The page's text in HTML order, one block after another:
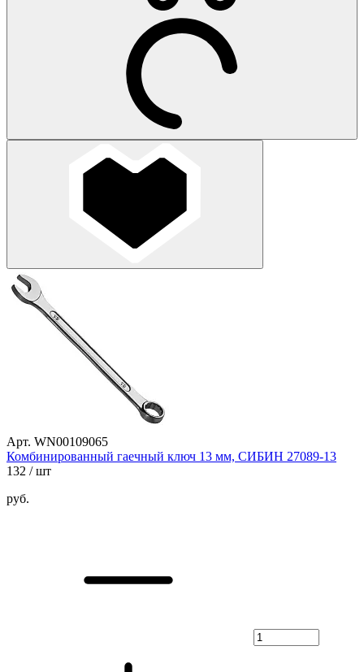
Арт. WN00109065
Комбинированный гаечный ключ 13 мм, СИБИН 27089-13
132 / шт
руб.